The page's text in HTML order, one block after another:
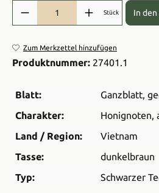
Produkt Anzahl: Gib den
Stück In
Zum Merkzettel hinzufügen
Produktnummer: 27401.1
Blatt: Ganzblatt,
Charakter:
Honignoten,
Land / Region:
Vietnam
Tasse:
dunkelbraun
Typ:
Schwarzer